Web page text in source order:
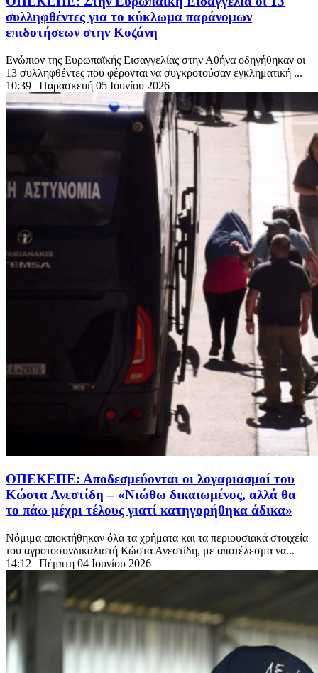
συλληφθέντες για το κύκλωμα παράνομων
επιδοτήσεων στην Κοζάνη
Ενώπιον της Ευρωπαϊκής Εισαγγελίας στην Αθήνα οδηγήθηκαν οι
13 συλληφθέντες που φέρονται να συγκροτούσαν εγκληματική ...
10:39 | Παρασκευή 05 Ιουνίου 2026
ΟΠΕΚΕΠΕ: Αποδεσμεύονται οι λογαριασμοί του
Κώστα Ανεστίδη – «Νιώθω δικαιωμένος, αλλά θα
το πάω μέχρι τέλους γιατί κατηγορήθηκα άδικα»
Νόμιμα αποκτήθηκαν όλα τα χρήματα και τα περιουσιακά στοιχεία
του αγροτοσυνδικαλιστή Κώστα Ανεστίδη, με αποτέλεσμα να...
14:12 | Πέμπτη 04 Ιουνίου 2026